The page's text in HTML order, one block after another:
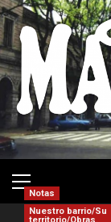
Principal
Notas
Nuestro barrio/Su
territorio/Obras,